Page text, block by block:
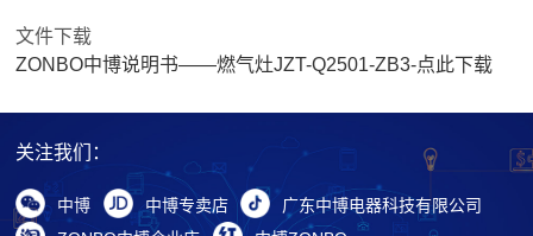
文件下载
ZONBO中博说明书——燃气灶JZT-Q2501-ZB3-点此下载
关注我们：
中博 中博专卖店
广东中博电器科技有限公司